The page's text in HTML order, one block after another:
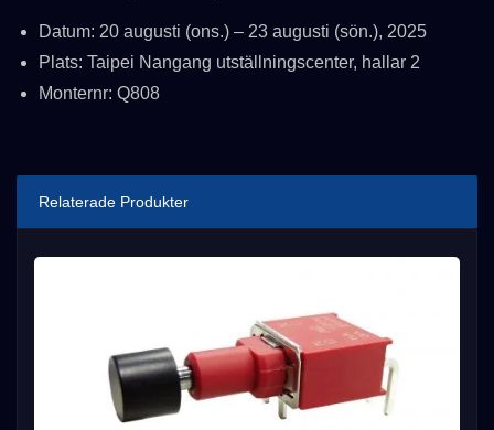
Datum: 20 augusti (ons.) – 23 augusti (sön.), 2025
Plats: Taipei Nangang utställningscenter, hallar 2
Monternr: Q808
Relaterade Produkter